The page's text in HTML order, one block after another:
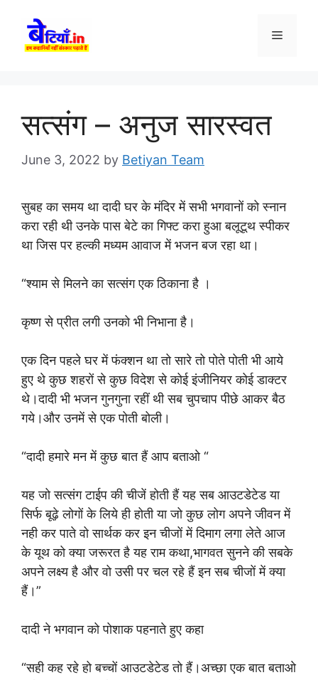
content
Menu
सत्संग – अनुज सारस्वत
June 3, 2022 by Betiyan Team
सुबह का समय था दादी घर के मंदिर में सभी भगवानों को स्नान
करा रही थी उनके पास बेटे का गिफ्ट करा हुआ बलूटूथ स्पीकर
था जिस पर हल्की मध्यम आवाज में भजन बज रहा था।
“श्याम से मिलने का सत्संग एक ठिकाना है ।
कृष्ण से प्रीत लगी उनको भी निभाना है।
एक दिन पहले घर में फंक्शन था तो सारे तो पोते पोती भी आये
हुए थे कुछ शहरों से कुछ विदेश से कोई इंजीनियर कोई डाक्टर
थे।दादी भी भजन गुनगुना रहीं थी सब चुपचाप पीछे आकर बैठ
गये।और उनमें से एक पोती बोली।
“दादी हमारे मन में कुछ बात हैं आप बताओ “
यह जो सत्संग टाईप की चीजें होती हैं यह सब आउटडेटेड या
सिर्फ बूढ़े लोगों के लिये ही होती या जो कुछ लोग अपने जीवन में
नही कर पाते वो सार्थक कर इन चीजों में दिमाग लगा लेते आज
के यूथ को क्या जरूरत है यह राम कथा,भागवत सुनने की सबके
अपने लक्ष्य है और वो उसी पर चल रहे हैं इन सब चीजों में क्या
हैं।”
दादी ने भगवान को पोशाक पहनाते हुए कहा
“सही कह रहे हो बच्चों आउटडेटेड तो हैं।अच्छा एक बात बताओ